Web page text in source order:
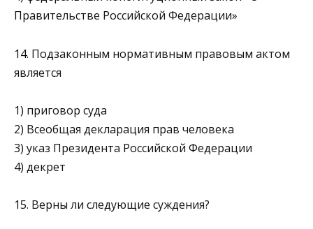
Правительст­ве Российской Федерации»
14. Подзаконным нормативным правовым актом
является
1) приговор суда
2) Всеобщая декларация прав человека
3) указ Президента Российской Федерации
4) декрет
15. Верны ли следующие суждения?